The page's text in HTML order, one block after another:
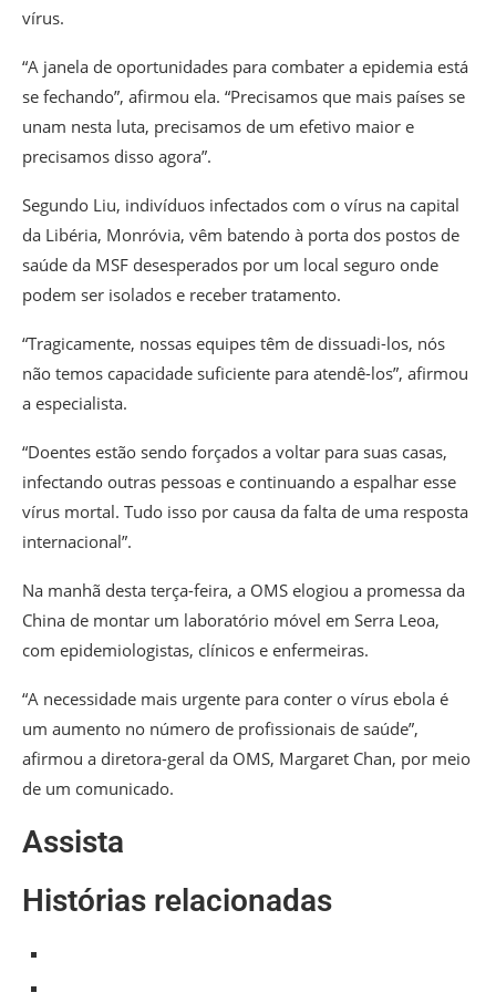
vírus.
“A janela de oportunidades para combater a epidemia está
se fechando”, afirmou ela. “Precisamos que mais países se
unam nesta luta, precisamos de um efetivo maior e
precisamos disso agora”.
Segundo Liu, indivíduos infectados com o vírus na capital
da Libéria, Monróvia, vêm batendo à porta dos postos de
saúde da MSF desesperados por um local seguro onde
podem ser isolados e receber tratamento.
“Tragicamente, nossas equipes têm de dissuadi-los, nós
não temos capacidade suficiente para atendê-los”, afirmou
a especialista.
“Doentes estão sendo forçados a voltar para suas casas,
infectando outras pessoas e continuando a espalhar esse
vírus mortal. Tudo isso por causa da falta de uma resposta
internacional”.
Na manhã desta terça-feira, a OMS elogiou a promessa da
China de montar um laboratório móvel em Serra Leoa,
com epidemiologistas, clínicos e enfermeiras.
“A necessidade mais urgente para conter o vírus ebola é
um aumento no número de profissionais de saúde”,
afirmou a diretora-geral da OMS, Margaret Chan, por meio
de um comunicado.
Assista
Histórias relacionadas